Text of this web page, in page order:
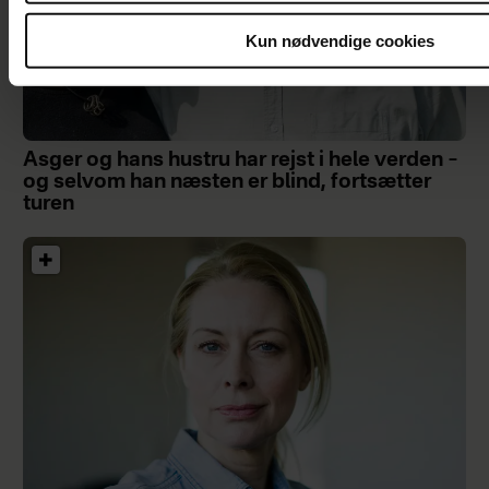
Kun nødvendige cookies
Asger og hans hustru har rejst i hele verden –
og selvom han næsten er blind, fortsætter
turen